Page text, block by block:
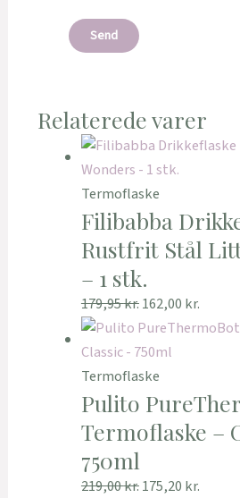
Relaterede varer
Termoflaske
Filibabba
Rustfrit Stål
– 1 stk.
179,95kr.162,00 kr.
Termoflaske
Pulito
Termoflaske –
750ml
219,00kr.175,20 kr.